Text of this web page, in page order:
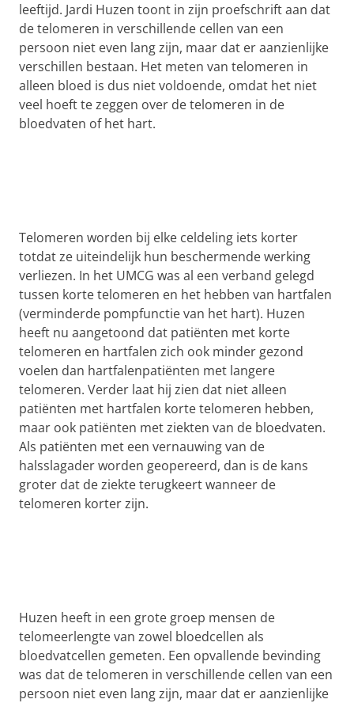
leeftijd. Jardi Huzen toont in zijn proefschrift aan dat
de telomeren in verschillende cellen van een
persoon niet even lang zijn, maar dat er aanzienlijke
verschillen bestaan. Het meten van telomeren in
alleen bloed is dus niet voldoende, omdat het niet
veel hoeft te zeggen over de telomeren in de
bloedvaten of het hart.
Telomeren worden bij elke celdeling iets korter
totdat ze uiteindelijk hun beschermende werking
verliezen. In het UMCG was al een verband gelegd
tussen korte telomeren en het hebben van hartfalen
(verminderde pompfunctie van het hart). Huzen
heeft nu aangetoond dat patiënten met korte
telomeren en hartfalen zich ook minder gezond
voelen dan hartfalenpatiënten met langere
telomeren. Verder laat hij zien dat niet alleen
patiënten met hartfalen korte telomeren hebben,
maar ook patiënten met ziekten van de bloedvaten.
Als patiënten met een vernauwing van de
halsslagader worden geopereerd, dan is de kans
groter dat de ziekte terugkeert wanneer de
telomeren korter zijn.
Huzen heeft in een grote groep mensen de
telomeerlengte van zowel bloedcellen als
bloedvatcellen gemeten. Een opvallende bevinding
was dat de telomeren in verschillende cellen van een
persoon niet even lang zijn, maar dat er aanzienlijke